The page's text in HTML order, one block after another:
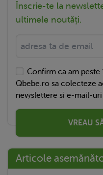
Înscrie-te la
ultimele noutăți.
Confirm ca am peste
Qbebe.ro sa colecteze
newslettere si e-mail-
VREAU
Articole